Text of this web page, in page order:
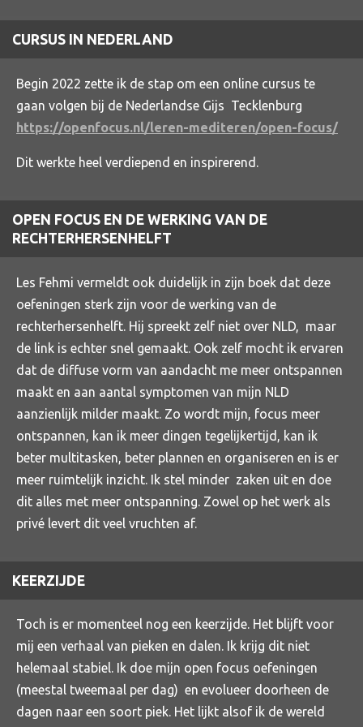
CURSUS IN NEDERLAND
Begin 2022 zette ik de stap om een online cursus te
gaan volgen bij de Nederlandse Gijs Tecklenburg
https://openfocus.nl/leren-mediteren/open-focus/
Dit werkte heel verdiepend en inspirerend.
OPEN FOCUS EN DE WERKING VAN DE
RECHTERHERSENHELFT
Les Fehmi vermeldt ook duidelijk in zijn boek dat deze
oefeningen sterk zijn voor de werking van de
rechterhersenhelft. Hij spreekt zelf niet over NLD, maar
de link is echter snel gemaakt. Ook zelf mocht ik ervaren
dat de diffuse vorm van aandacht me meer ontspannen
maakt en aan aantal symptomen van mijn NLD
aanzienlijk milder maakt. Zo wordt mijn, focus meer
ontspannen, kan ik meer dingen tegelijkertijd, kan ik
beter multitasken, beter plannen en organiseren en is er
meer ruimtelijk inzicht. Ik stel minder zaken uit en doe
dit alles met meer ontspanning. Zowel op het werk als
privé levert dit veel vruchten af.
KEERZIJDE
Toch is er momenteel nog een keerzijde. Het blijft voor
mij een verhaal van pieken en dalen. Ik krijg dit niet
helemaal stabiel. Ik doe mijn open focus oefeningen
(meestal tweemaal per dag) en evolueer doorheen de
dagen naar een soort piek. Het lijkt alsof ik de wereld